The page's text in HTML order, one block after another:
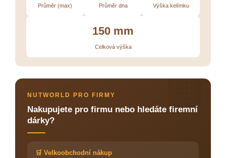
Průměr (max) Průměr dna Výška kelímku
150 mm
Celková výška
🏢
NUTWORLD PRO FIRMY
Nakupujete pro firmu nebo hledáte firemní
dárky?
🛒 Velkoobchodní nákup